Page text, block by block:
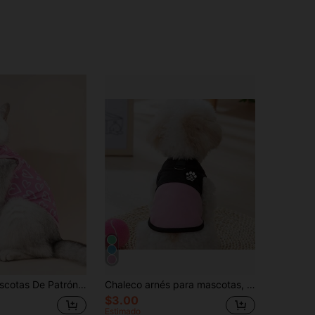
Tank Para Mascotas De Patrón De Corazón De 1 Pieza Para El Día De San Valentín Chaleco arnés para mascotas, ropa para mascotas con diseño de patchwork, adecuado para gatos y perros
$3.00
Estimado